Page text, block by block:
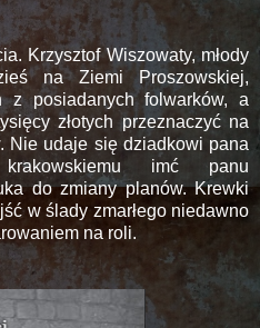
Krzysztof Wiszowaty, młody
na Ziemi Proszowskiej,
z posiadanych folwarków, a
złotych przeznaczyć na
Nie udaje się dziadkowi pana
krakowskiemu imć panu
do zmiany planów. Krewki
w ślady zmarłego niedawno
na roli.